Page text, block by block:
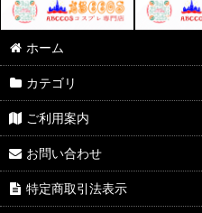
ホーム
カテゴリ
ご利用案内
お問い合わせ
特定商取引法表示